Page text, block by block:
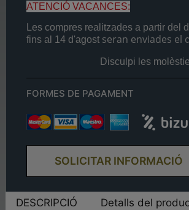
ATENCIÓ VACANCES:
Les compres realitzades a partir del
fins al 14 d'agost seran enviades el
Disculpi les
FORMES DE PAGAMENT
SOLICITAR INFORMACIÓ
DESCRIPCIÓ Detalls del